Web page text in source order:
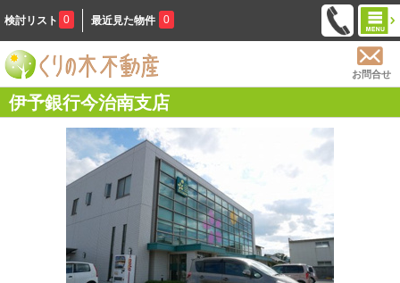
検討リスト 0 最近見た物件 0
お問合せ
伊予銀行今治南支店